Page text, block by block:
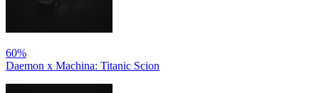
60%
Daemon x Machina: Titanic Scion